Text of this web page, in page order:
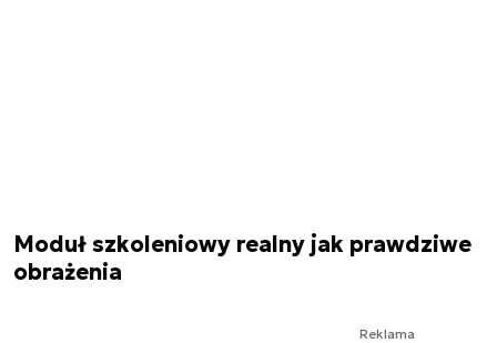
Moduł szkoleniowy realny jak prawdziwe
obrażenia
Reklama